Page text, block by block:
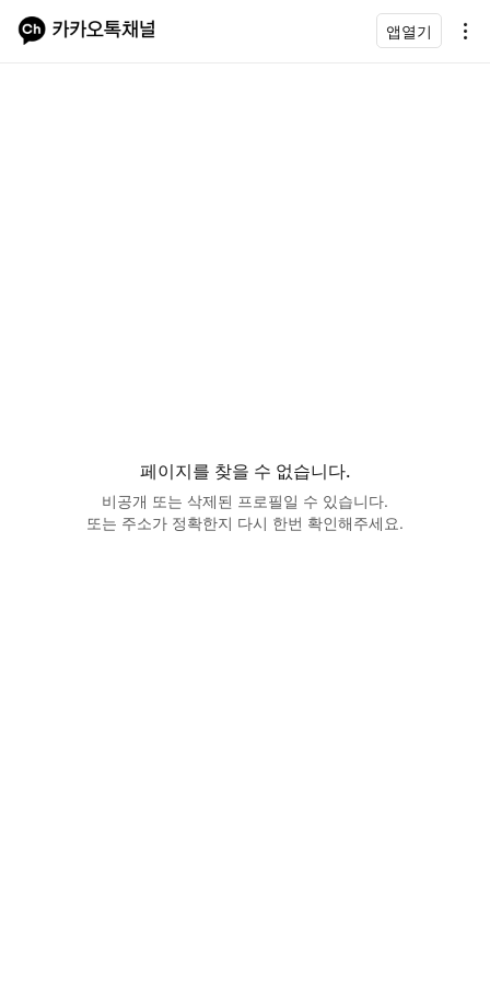
앱열기
페이지를 찾을 수 없습니다.
비공개 또는 삭제된 프로필일 수 있습니다.
또는 주소가 정확한지 다시 한번 확인해주세요.